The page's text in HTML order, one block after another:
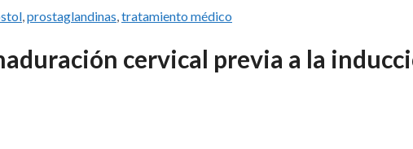
,prostaglandinas,tratamiento médico
cervical previa a la